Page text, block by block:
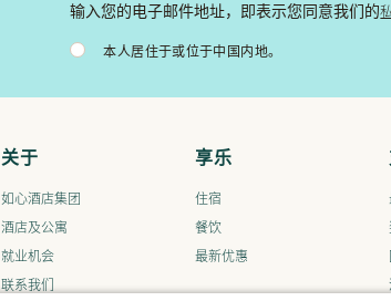
输入您的电子邮件地址，即表示您同意我们的
本人居住于或位于中国内地。
关于
如心酒店集团
酒店及公寓
就业机会
联系我们
享乐
住宿
餐饮
最新优惠